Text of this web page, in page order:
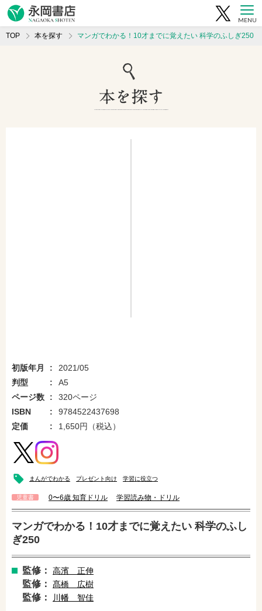
MENU
TOP 本を探す マンガでわかる！10才までに覚えたい 科学のふしぎ250
初版年月
2021/05
判型
A5
ページ数
320ページ
ISBN
9784522437698
定価
1,650円（税込）
まんがでわかる プレゼント向け 学習に役立つ
児童書 0〜6歳 知育ドリル 学習読み物・ドリル
マンガでわかる！10才までに覚えたい 科学のふし
ぎ250
監修： 高濱 正伸
監修： 髙橋 広樹
監修： 川幡 智佳